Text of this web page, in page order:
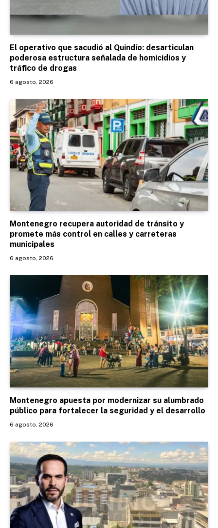
El operativo que sacudió al Quindío: desarticulan
poderosa estructura señalada de homicidios y
tráfico de drogas
6 agosto, 2026
Montenegro recupera autoridad de tránsito y
promete más control en calles y carreteras
municipales
6 agosto, 2026
Montenegro apuesta por modernizar su alumbrado
público para fortalecer la seguridad y el desarrollo
6 agosto, 2026